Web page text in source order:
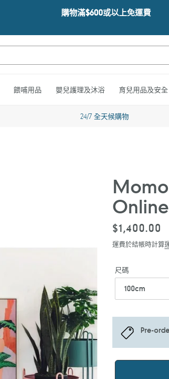
購物滿$600或以上免運費
餵哺用品 嬰兒護理及沐浴 育兒用品及安全
24/7 全天候購物
定
價
$1,400.00
運費於結帳時計算
尺碼
Pre-